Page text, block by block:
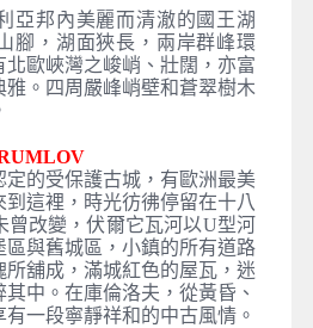
亞邦內美麗而清澈的國王湖
腳，湖面狹長，兩岸群峰環
歐峽灣之峻峭、壯闊，亦富
雅。四周嚴峰峭壁和蒼翠樹木
定的受保護古城，有歐洲最美
這裡，時光彷彿停留在十八
曾改變，伏爾它瓦河以U型河
區與舊城區，小鎮的所有道路
所舖成，滿城紅色的屋瓦，迷
中。在庫倫洛夫，從黃昏、
一段寧靜祥和的中古風情。